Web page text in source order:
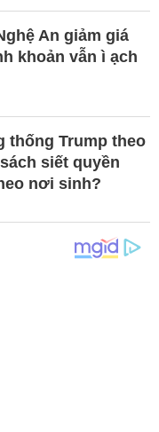
An giảm giá
khoản vẫn ì ạch
thống Trump theo
siết quyền
nơi sinh?